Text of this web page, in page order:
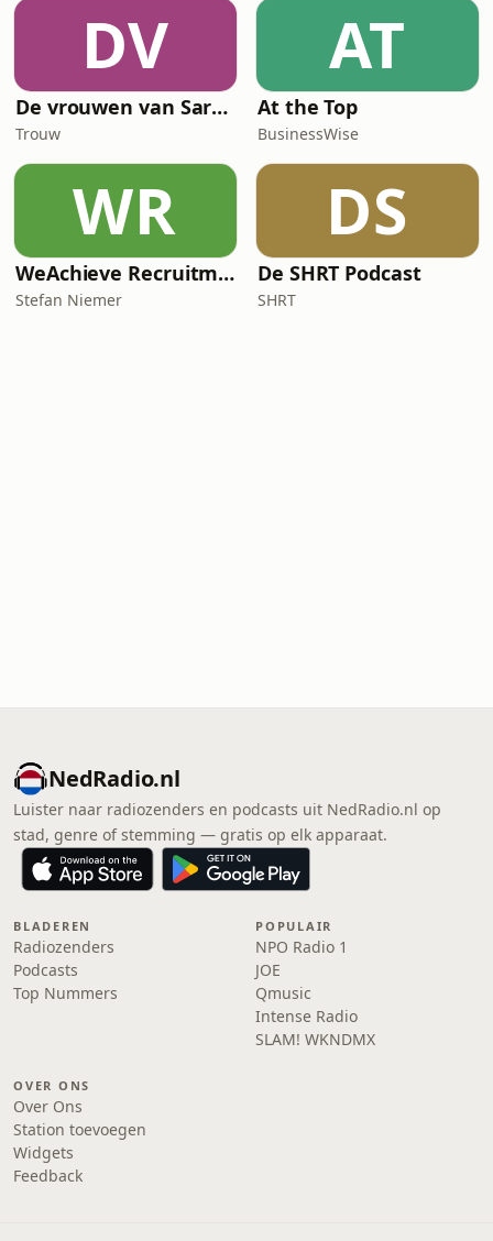
DV
De vrouwen van Saramacca
Trouw
AT
At the Top
BusinessWise
WR
WeAchieve Recruitment Marketing Podcast
Stefan Niemer
DS
De SHRT Podcast
SHRT
NedRadio.nl
Luister naar radiozenders en podcasts uit NedRadio.nl op
stad, genre of stemming — gratis op elk apparaat.
BLADEREN
Radiozenders
Podcasts
Top Nummers
POPULAIR
NPO Radio 1
JOE
Qmusic
Intense Radio
SLAM! WKNDMX
OVER ONS
Over Ons
Station toevoegen
Widgets
Feedback